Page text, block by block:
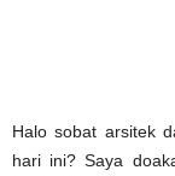
Halo sobat arsitek
hari ini? Saya